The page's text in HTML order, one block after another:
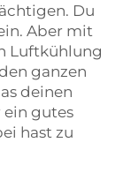
Du
Aber mit
Luftkühlung
ganzen
deinen
ein gutes
hast zu